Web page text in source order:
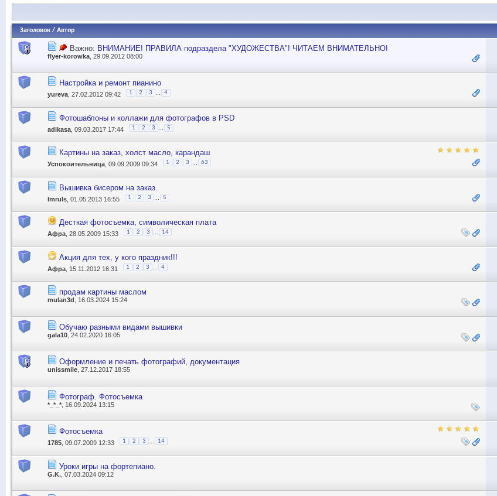
Заголовок / Автор
Важно: ВНИМАНИЕ! ПРАВИЛА подраздела "ХУДОЖЕСТВА"! ЧИТАЕМ ВНИМАТЕЛЬНО!
flyer-korowka , 29.09.2012 08:00
Настройка и ремонт пианино
yureva , 27.02.2012 09:42 1 2 3 4
Фотошаблоны и коллажи для фотографов в PSD
adikasa , 09.03.2017 17:44 1 2 3 5
Картины на заказ, холст масло, карандаш
Успокоительница , 09.09.2009 09:34 1 2 3 63
Вышивка бисером на заказ.
Imruls , 01.05.2013 16:55 1 2 3 5
Десткая фотосъемка, символическая плата
Афра , 28.05.2009 15:33 1 2 3 14
Акция для тех, у кого праздник!!!
Афра , 15.11.2012 16:31 1 2 3 4
продам картины маслом
mulan3d , 16.03.2024 15:24
Обучаю разными видами вышивки
gala10 , 24.02.2020 16:05
Оформление и печать фотографий, документация
unissmile , 27.12.2017 18:55
Фотограф. Фотосъемка
*_*_* , 16.09.2024 13:15
Фотосъемка
1785 , 09.07.2009 12:33 1 2 3 14
Уроки игры на фортепиано.
G.K. , 07.03.2024 09:12